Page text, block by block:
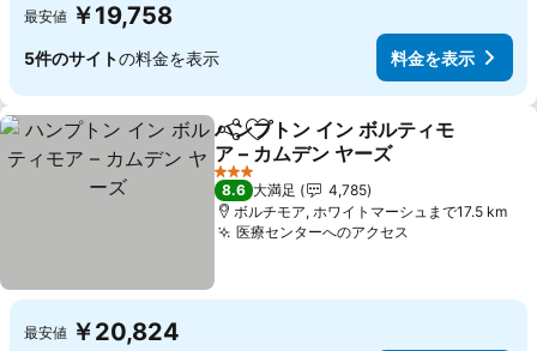
最安値 ￥19,758
5件のサイトの料金を表示 料金を表示
シェアお気に入りに追加
ハンプトン イン ボルティモ
ア – カムデン ヤーズ
料金を表示
3 ホテルのランク
8.6 大満足
4,785
ボルチモア, ホワイトマーシュまで17.5 km
医療センターへのアクセス
最安値 ￥20,824